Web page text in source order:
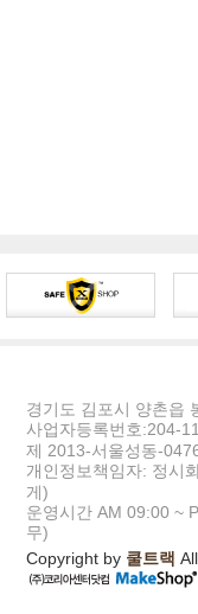
경기도 김포시 양촌읍
사업자등록번호:204-
제 2013-서울성동-
개인정보책임자: 정시
게)
운영시간 AM 09:00 ~
무)
Copyright by 쿨트랙